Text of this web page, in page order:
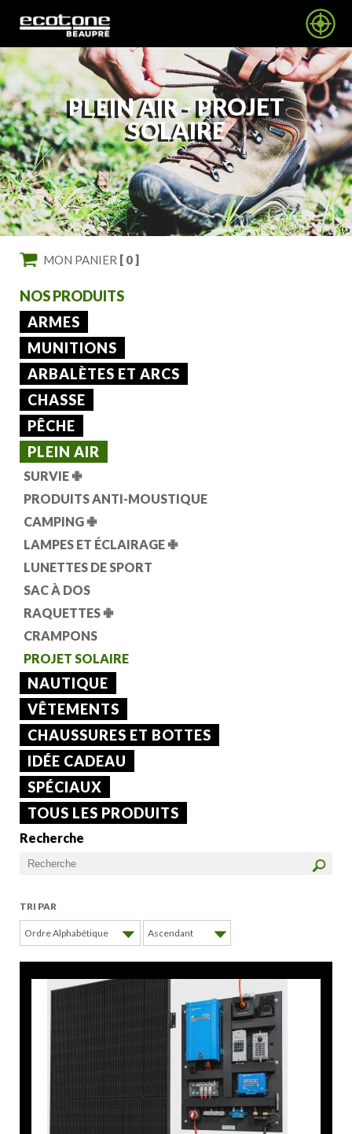
PLEIN AIR -PROJET
SOLAIRE
MON PANIER [ 0 ]
NOS PRODUITS
ARMES
MUNITIONS
ARBALÈTES ET ARCS
CHASSE
PÊCHE
PLEIN AIR
SURVIE ✙
PRODUITS ANTI-MOUSTIQUE
CAMPING ✙
LAMPES ET ÉCLAIRAGE ✙
LUNETTES DE SPORT
SAC À DOS
RAQUETTES ✙
CRAMPONS
PROJET SOLAIRE
NAUTIQUE
VÊTEMENTS
CHAUSSURES ET BOTTES
IDÉE CADEAU
SPÉCIAUX
TOUS LES PRODUITS
Recherche
TRI PAR